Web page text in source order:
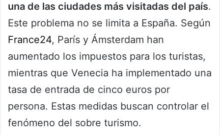
una de las ciudades más visitadas del país.
Este problema no se limita a España. Según
France24, París y Ámsterdam han
aumentado los impuestos para los turistas,
mientras que Venecia ha implementado una
tasa de entrada de cinco euros por
persona. Estas medidas buscan controlar el
fenómeno del sobre turismo.